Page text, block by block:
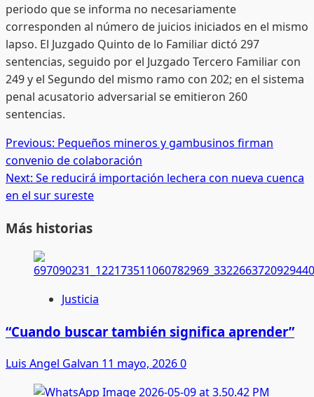
periodo que se informa no necesariamente
corresponden al número de juicios iniciados en el mismo
lapso. El Juzgado Quinto de lo Familiar dictó 297
sentencias, seguido por el Juzgado Tercero Familiar con
249 y el Segundo del mismo ramo con 202; en el sistema
penal acusatorio adversarial se emitieron 260
sentencias.
Post
navigation
Previous: Pequeños mineros y gambusinos firman
convenio de colaboración
Next: Se reducirá importación lechera con nueva cuenca
en el sur sureste
Más historias
Justicia
“Cuando buscar también significa aprender”
Luis Angel Galvan 11 mayo, 20260